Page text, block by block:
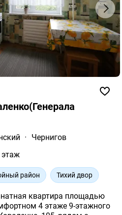
Рассрочка Смарт
Студия
єОселя
в Чернигове
на Масанах
Центре
на Масанах
Центре
·
Чернигов
этаж
район Тихий двор
квартира площадью
4 этаже 9-этажного